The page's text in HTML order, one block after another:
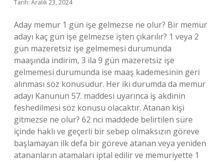
Tarih: Aralık 23, 2024
Aday memur 1 gün işe gelmezse ne olur? Bir memur
adayı kaç gün işe gelmezse işten çıkarılır? 1 veya 2
gün mazeretsiz işe gelmemesi durumunda
maaşında indirim, 3 ila 9 gün mazeretsiz işe
gelmemesi durumunda ise maaş kademesinin geri
alınması söz konusudur. Her iki durumda da memur
adayı Kanunun 57. maddesi uyarınca iş akdinin
feshedilmesi söz konusu olacaktır. Atanan kişi
gitmezse ne olur? 62 nci maddede belirtilen süre
içinde haklı ve geçerli bir sebep olmaksızın göreve
başlamayan ilk defa bir göreve atanan veya yeniden
atananların atamaları iptal edilir ve memuriyette 1